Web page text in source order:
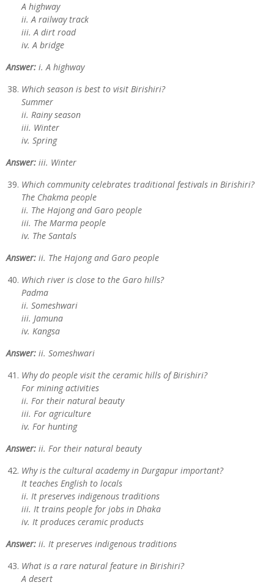
A highway
ii. A railway track
iii. A dirt road
iv. A bridge
Answer: i. A highway
Which season is best to visit Birishiri?
Summer
ii. Rainy season
iii. Winter
iv. Spring
Answer: iii. Winter
Which community celebrates traditional festivals in Birishiri?
The Chakma people
ii. The Hajong and Garo people
iii. The Marma people
iv. The Santals
Answer: ii. The Hajong and Garo people
Which river is close to the Garo hills?
Padma
ii. Someshwari
iii. Jamuna
iv. Kangsa
Answer: ii. Someshwari
Why do people visit the ceramic hills of Birishiri?
For mining activities
ii. For their natural beauty
iii. For agriculture
iv. For hunting
Answer: ii. For their natural beauty
Why is the cultural academy in Durgapur important?
It teaches English to locals
ii. It preserves indigenous traditions
iii. It trains people for jobs in Dhaka
iv. It produces ceramic products
Answer: ii. It preserves indigenous traditions
What is a rare natural feature in Birishiri?
A desert